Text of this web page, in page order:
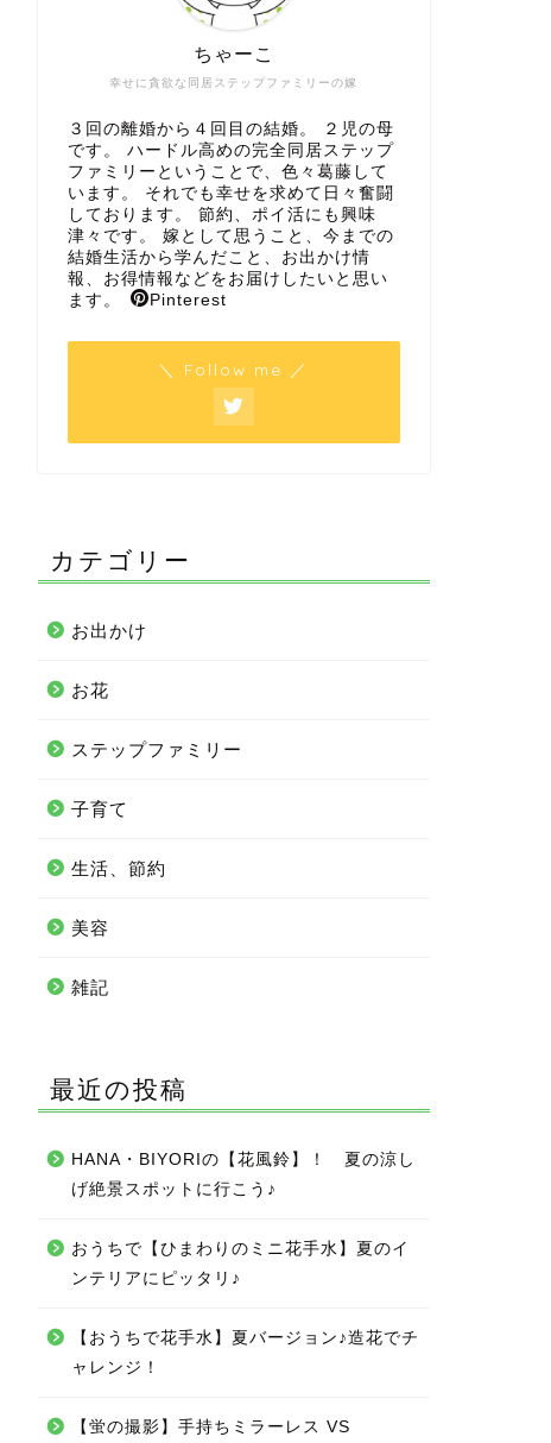
幸せに貪欲な同居ステップファミリーの嫁
ちゃーこ
３回の離婚から４回目の結婚。 ２児の母
です。 ハードル高めの完全同居ステップ
ファミリーということで、色々葛藤して
います。 それでも幸せを求めて日々奮闘
しております。 節約、ポイ活にも興味
津々です。 嫁として思うこと、今までの
結婚生活から学んだこと、お出かけ情
報、お得情報などをお届けしたいと思い
ます。
Pinterest
＼ Follow me ／
カテゴリー
お出かけ
お花
ステップファミリー
子育て
生活、節約
美容
雑記
最近の投稿
HANA・BIYORIの【花風鈴】！ 夏の涼し
げ絶景スポットに行こう♪
おうちで【ひまわりのミニ花手水】夏のイ
ンテリアにピッタリ♪
【おうちで花手水】夏バージョン♪造花でチ
ャレンジ！
【蛍の撮影】手持ちミラーレス VS